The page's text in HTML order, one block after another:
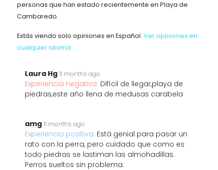
personas que han estado recientemente en Playa de
Cambaredo.
Estás viendo solo opiniones en Español. Ver opiniones en
cualquier idioma
Laura Hg 11 months ago
Experiencia negativa: Difícil de llegar,playa de
piedras,este año llena de medusas carabela
amg 11 months ago
Experiencia positiva: Está genial para pasar un
rato con la perra, pero cuidado que como es
todo piedras se lastiman las almohadillas.
Perros sueltos sin problema.